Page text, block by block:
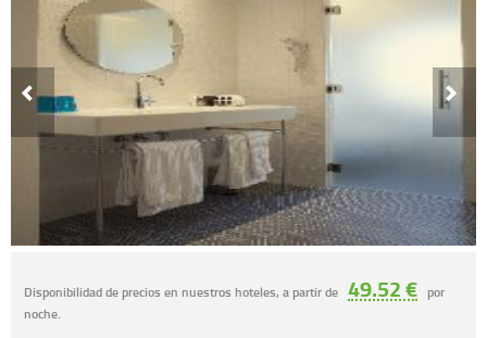
Disponibilidad de precios en nuestros hoteles, a partir de 49.52 € por
noche.